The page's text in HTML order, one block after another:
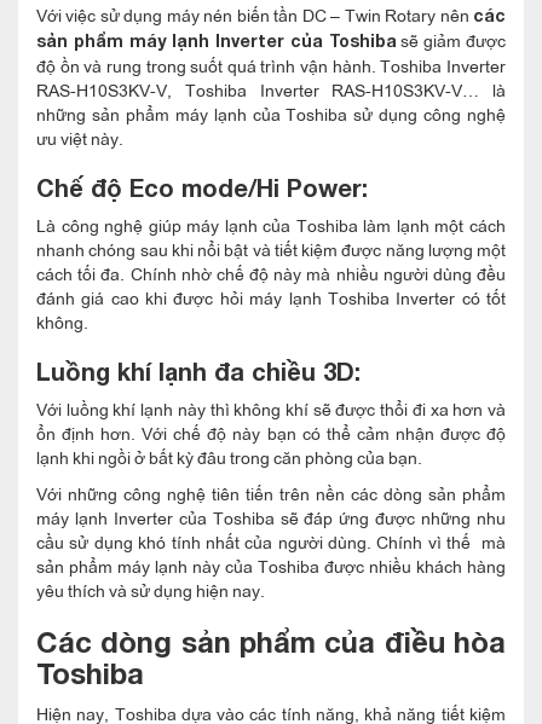
Với việc sử dụng máy nén biến tần DC – Twin Rotary nên các
sản phẩm máy lạnh Inverter của Toshiba sẽ giảm được
độ ồn và rung trong suốt quá trình vận hành. Toshiba Inverter
RAS-H10S3KV-V, Toshiba Inverter RAS-H10S3KV-V… là
những sản phẩm máy lạnh của Toshiba sử dụng công nghệ
ưu việt này.
Chế độ Eco mode/Hi Power:
Là công nghệ giúp máy lạnh của Toshiba làm lạnh một cách
nhanh chóng sau khi nổi bật và tiết kiệm được năng lượng một
cách tối đa. Chính nhờ chế độ này mà nhiều người dùng đều
đánh giá cao khi được hỏi máy lạnh Toshiba Inverter có tốt
không.
Luồng khí lạnh đa chiều 3D:
Với luồng khí lạnh này thì không khí sẽ được thổi đi xa hơn và
ổn định hơn. Với chế độ này bạn có thể cảm nhận được độ
lạnh khi ngồi ở bất kỳ đâu trong căn phòng của bạn.
Với những công nghệ tiên tiến trên nền các dòng sản phẩm
máy lạnh Inverter của Toshiba sẽ đáp ứng được những nhu
cầu sử dụng khó tính nhất của người dùng. Chính vì thế mà
sản phẩm máy lạnh này của Toshiba được nhiều khách hàng
yêu thích và sử dụng hiện nay.
Các dòng sản phẩm của điều hòa
Toshiba
Hiện nay, Toshiba dựa vào các tính năng, khả năng tiết kiệm